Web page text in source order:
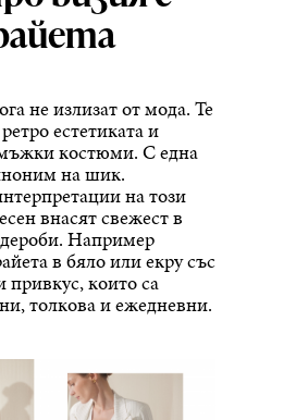
не излизат от мода. Те
естетиката и
костюми. С една
на шик.
на този
внасят свежест в
Например
в бяло или екру със
привкус, които са
толкова и ежедневни.